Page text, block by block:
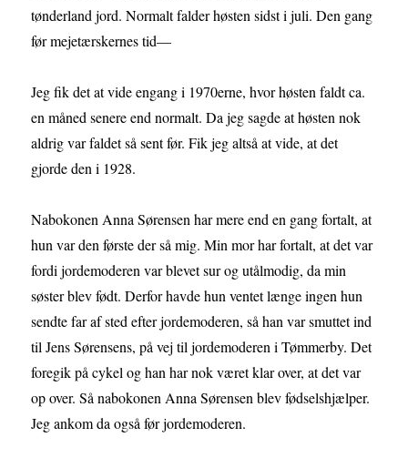
tønderland jord. Normalt falder høsten sidst i juli. Den gang
før mejetærskernes tid—
Jeg fik det at vide engang i 1970erne, hvor høsten faldt ca.
en måned senere end normalt. Da jeg sagde at høsten nok
aldrig var faldet så sent før. Fik jeg altså at vide, at det
gjorde den i 1928.
Nabokonen Anna Sørensen har mere end en gang fortalt, at
hun var den første der så mig. Min mor har fortalt, at det var
fordi jordemoderen var blevet sur og utålmodig, da min
søster blev født. Derfor havde hun ventet længe ingen hun
sendte far af sted efter jordemoderen, så han var smuttet ind
til Jens Sørensens, på vej til jordemoderen i Tømmerby. Det
foregik på cykel og han har nok været klar over, at det var
op over. Så nabokonen Anna Sørensen blev fødselshjælper.
Jeg ankom da også før jordemoderen.